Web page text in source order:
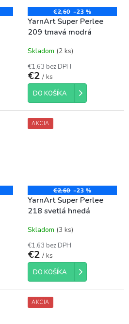
€2,60 –23 %
YarnArt Super Perlee
209 tmavá modrá
Skladom (2 ks)
€1,63 bez DPH
€2 / ks
DO KOŠÍKA
AKCIA
€2,60 –23 %
YarnArt Super Perlee
218 svetlá hnedá
Skladom (3 ks)
€1,63 bez DPH
€2 / ks
DO KOŠÍKA
AKCIA